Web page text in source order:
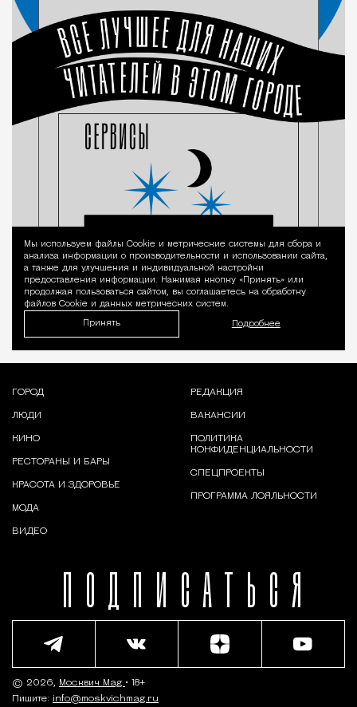
Уведомление
Мы используем файлы Сookie и метрические системы для сбора и
анализа информации о производительности и использовании сайта,
а также для улучшения и индивидуальной настройки
предоставления информации. Нажимая кнопку «Принять» или
продолжая пользоваться сайтом, вы соглашаетесь на обработку
файлов Cookie и данных метрических систем.
Принять Подробнее
ПОДПИСАТЬСЯ
ГОРОД
ЛЮДИ
КИНО
РЕСТОРАНЫ И БАРЫ
КРАСОТА И ЗДОРОВЬЕ
МОДА
ВИДЕО
РЕДАКЦИЯ
ВАКАНСИИ
ПОЛИТИКА
КОНФИДЕНЦИАЛЬНОСТИ
СПЕЦПРОЕКТЫ
ПРОГРАММА ЛОЯЛЬНОСТИ
© 2026, Москвич Mag • 18+
Пишите: info@moskvichmag.ru